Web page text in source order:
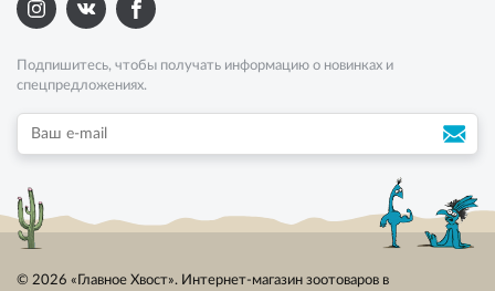
Подпишитесь, чтобы получать информацию о новинках и
спецпредложениях.
© 2026 «Главное Хвост». Интернет-магазин зоотоваров в